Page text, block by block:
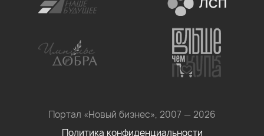
Портал «Новый бизнес», 2007 — 2026
Политика конфиденциальности